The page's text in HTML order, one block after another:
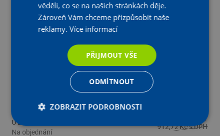
U Dodavatele
Na objednání
Katalogová cena:
912,72 Kč s DPH
věděli, co se na našich stránkách děje.
Zároveň Vám chceme přizpůsobit naše
reklamy.Více informací
PŘIJMOUT VŠE
ODMÍTNOUT
ZOBRAZIT PODROBNOSTI